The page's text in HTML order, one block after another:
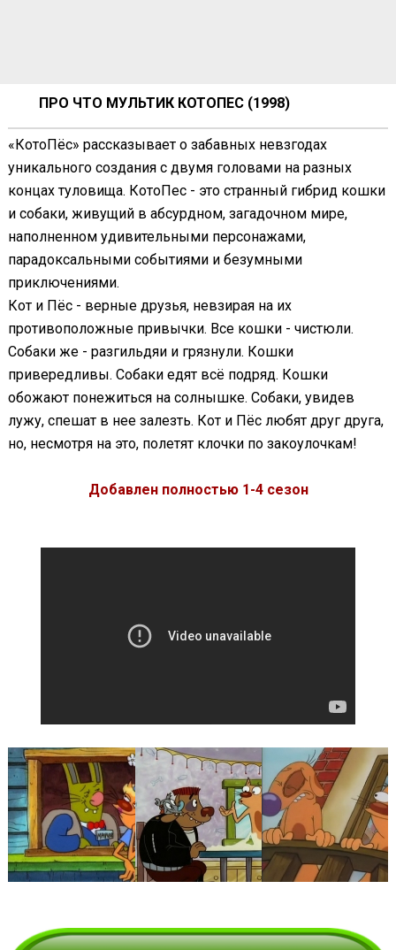
ПРО ЧТО МУЛЬТИК КОТОПЕС (1998)
«КотоПёс» рассказывает о забавных невзгодах
уникального создания с двумя головами на разных
концах туловища. КотоПес - это странный гибрид кошки
и собаки, живущий в абсурдном, загадочном мире,
наполненном удивительными персонажами,
парадоксальными событиями и безумными
приключениями.
Кот и Пёс - верные друзья, невзирая на их
противоположные привычки. Все кошки - чистюли.
Собаки же - разгильдяи и грязнули. Кошки
привередливы. Собаки едят всё подряд. Кошки
обожают понежиться на солнышке. Собаки, увидев
лужу, спешат в нее залезть. Кот и Пёс любят друг друга,
но, несмотря на это, полетят клочки по закоулочкам!
Добавлен полностью 1-4 сезон